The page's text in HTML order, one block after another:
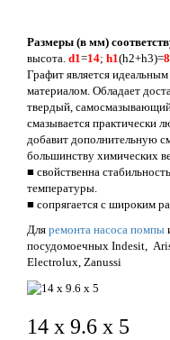
Размеры (в мм)
высота. d1=14; h1(h2+h3)=
Графит является
материалом. Обладает
твердый,
смазывается практически
добавит дополнительную
большинству химических
■ свойственна
температуры.
■ сопрягается с широким
Для ремонта насоса помпы
посудомоечных Indesit,
Electrolux, Zanussi
14 х 9.6 х 5